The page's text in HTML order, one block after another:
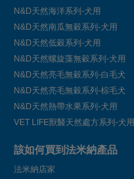
N&D天然海洋系列-犬用
N&D天然南瓜無穀系列-犬用
N&D天然低穀系列-犬用
N&D天然螺旋藻無穀系列-犬用
N&D天然亮毛無穀系列-白毛犬
N&D天然亮毛無穀系列-棕毛犬
N&D天然熱帶水果系列-犬用
VET LIFE獸醫天然處方系列-犬用
該如何買到法米納產品
法米納店家